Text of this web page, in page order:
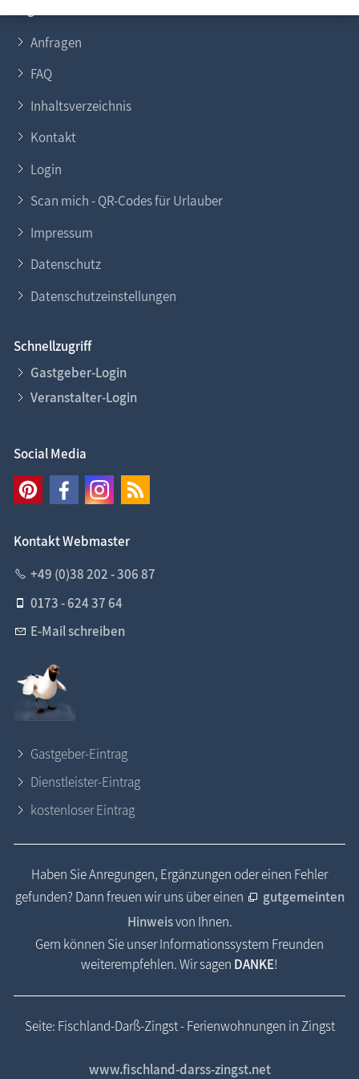
Anfragen
FAQ
Inhaltsverzeichnis
Kontakt
Login
Scan mich - QR-Codes für Urlauber
Impressum
Datenschutz
Datenschutzeinstellungen
Schnellzugriff
Gastgeber-Login
Veranstalter-Login
Social Media
Kontakt Webmaster
+49 (0)38 202 - 306 87
0173 - 624 37 64
E-Mail schreiben
Gastgeber-Eintrag
Dienstleister-Eintrag
kostenloser Eintrag
Haben Sie Anregungen, Ergänzungen oder einen Fehler
gefunden? Dann freuen wir uns über einen
gutgemeinten
Hinweisvon Ihnen.
Gern können Sie unser Informationssystem Freunden
weiterempfehlen. Wir sagen DANKE!
Seite: Fischland-Darß-Zingst - Ferienwohnungen in Zingst
www.fischland-darss-zingst.net